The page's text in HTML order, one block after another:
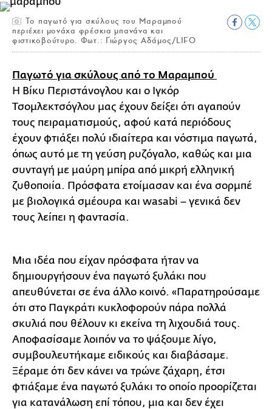
Το παγωτό για σκύλους του Μαραμπού
περιέχει μονάχα φρέσκια μπανάνα και
φιστικοβούτυρο. Φωτ.: Γιώργος Αδάμος/LIFO
Παγωτό για σκύλους από το Μαραμπού
Η Βίκυ Περιστάνογλου και ο Ιγκόρ
Τσομλεκτσόγλου μας έχουν δείξει ότι αγαπούν
τους πειραματισμούς, αφού κατά περιόδους
έχουν φτιάξει πολύ ιδιαίτερα και νόστιμα παγωτά,
όπως αυτό με τη γεύση ρυζόγαλο, καθώς και μια
συνταγή με μαύρη μπίρα από μικρή ελληνική
ζυθοποιία. Πρόσφατα ετοίμασαν και ένα σορμπέ
με βιολογικά σμέουρα και wasabi – γενικά δεν
τους λείπει η φαντασία.
Μια ιδέα που είχαν πρόσφατα ήταν να
δημιουργήσουν ένα παγωτό ξυλάκι που
απευθύνεται σε ένα άλλο κοινό. «Παρατηρούσαμε
ότι στο Παγκράτι κυκλοφορούν πάρα πολλά
σκυλιά που θέλουν κι εκείνα τη λιχουδιά τους.
Αποφασίσαμε λοιπόν να το ψάξουμε λίγο,
συμβουλευτήκαμε ειδικούς και διαβάσαμε.
Ξέραμε ότι δεν κάνει να τρώνε ζάχαρη, έτσι
φτιάξαμε ένα παγωτό ξυλάκι το οποίο προορίζεται
για κατανάλωση επί τόπου, μια και δεν έχει